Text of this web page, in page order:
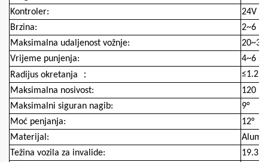
Kontroler:
24V /
Brzina:
2~6
Maksimalna udaljenost vožnje:
20~35
Vrijeme punjenja:
4~6
Radijus okretanja
：
≤1.2m
Maksimalna nosivost:
120 kg
Maksimalni siguran nagib:
9°
Moć penjanja:
12°
Materijal:
Težina vozila za invalide:
19.3